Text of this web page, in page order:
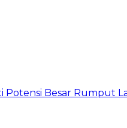
Potensi Besar Rumput